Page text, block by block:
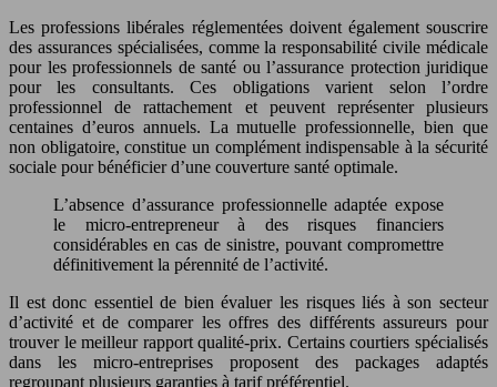
Les professions libérales réglementées doivent également souscrire
des assurances spécialisées, comme la responsabilité civile médicale
pour les professionnels de santé ou l’assurance protection juridique
pour les consultants. Ces obligations varient selon l’ordre
professionnel de rattachement et peuvent représenter plusieurs
centaines d’euros annuels. La mutuelle professionnelle, bien que
non obligatoire, constitue un complément indispensable à la sécurité
sociale pour bénéficier d’une couverture santé optimale.
L’absence d’assurance professionnelle adaptée expose
le micro-entrepreneur à des risques financiers
considérables en cas de sinistre, pouvant compromettre
définitivement la pérennité de l’activité.
Il est donc essentiel de bien évaluer les risques liés à son secteur
d’activité et de comparer les offres des différents assureurs pour
trouver le meilleur rapport qualité-prix. Certains courtiers spécialisés
dans les micro-entreprises proposent des packages adaptés
regroupant plusieurs garanties à tarif préférentiel.